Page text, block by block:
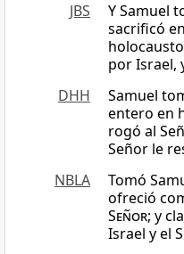
JBS
Y Samuel
sacrificó
por Israel,
DHH
Samuel
entero en
rogó al
Señor le
NBLA
Tomó
ofreció
Señor; y
Israel y el